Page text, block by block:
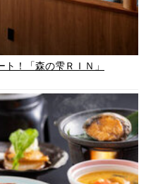
！「森の雫ＲＩＮ」